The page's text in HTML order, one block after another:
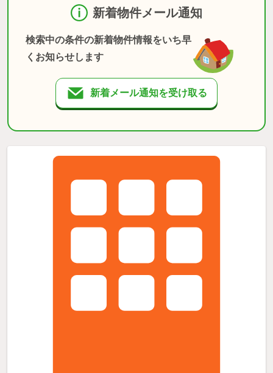
新着物件メール通知
検索中の条件の新着物件情報をいち早
くお知らせします
新着メール通知を受け取る